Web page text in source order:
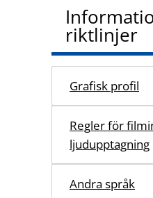
riktlinjer
Grafisk profil
Regler för
ljudupptagning
Andra språk